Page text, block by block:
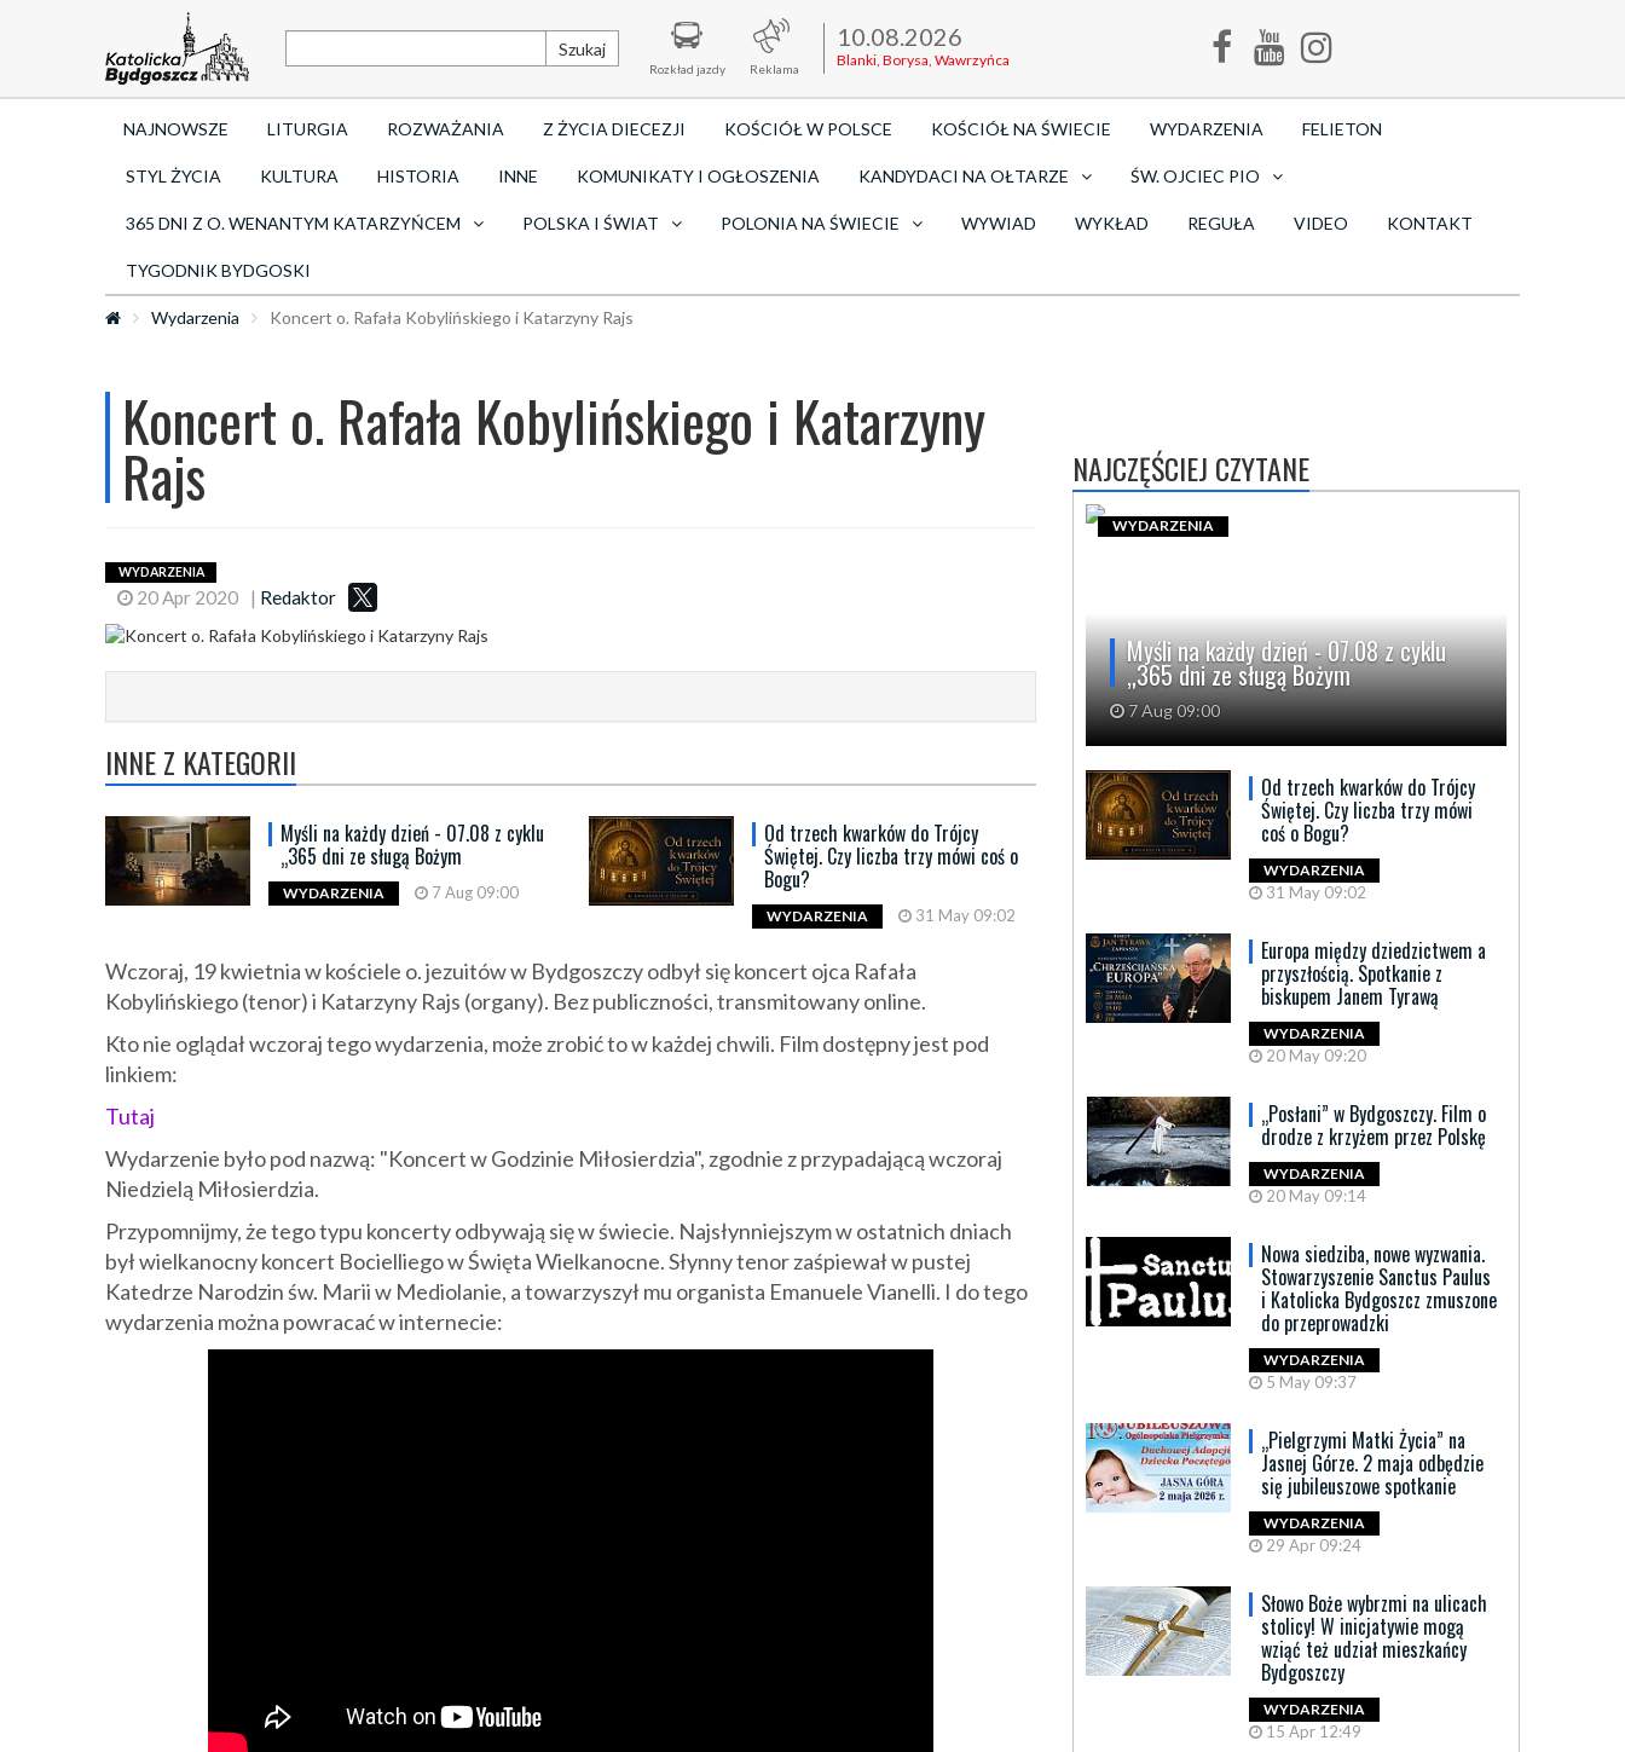
Szukaj
Rozkład jazdy Reklama
10.08.2026
Blanki, Borysa, Wawrzyńca
NAJNOWSZE LITURGIA ROZWAŻANIA Z ŻYCIA DIECEZJI KOŚCIÓŁ W POLSCE KOŚCIÓŁ NA ŚWIECIE WYDARZENIA FELIETON
STYL ŻYCIA KULTURA HISTORIA INNE KOMUNIKATY I OGŁOSZENIA KANDYDACI NA OŁTARZE ŚW. OJCIEC PIO
365 DNI Z O. WENANTYM KATARZYŃCEM POLSKA I ŚWIAT POLONIA NA ŚWIECIE WYWIAD WYKŁAD REGUŁA VIDEO KONTAKT
TYGODNIK BYDGOSKI
Wydarzenia Koncert o. Rafała Kobylińskiego i Katarzyny Rajs
Koncert o. Rafała Kobylińskiego i Katarzyny
Rajs
WYDARZENIA
20 Apr 2020 | Redaktor
INNE Z KATEGORII
Myśli na każdy dzień - 07.08 z cyklu
„365 dni ze sługą Bożym
WYDARZENIA 7 Aug 09:00
Od trzech kwarków do Trójcy
Świętej. Czy liczba trzy mówi coś o
Bogu?
WYDARZENIA 31 May 09:02
Wczoraj, 19 kwietnia w kościele o. jezuitów w Bydgoszczy odbył się koncert ojca Rafała
Kobylińskiego (tenor) i Katarzyny Rajs (organy). Bez publiczności, transmitowany online.
Kto nie oglądał wczoraj tego wydarzenia, może zrobić to w każdej chwili. Film dostępny jest pod
linkiem:
Tutaj
Wydarzenie było pod nazwą: "Koncert w Godzinie Miłosierdzia", zgodnie z przypadającą wczoraj
Niedzielą Miłosierdzia.
Przypomnijmy, że tego typu koncerty odbywają się w świecie. Najsłynniejszym w ostatnich dniach
był wielkanocny koncert Bocielliego w Święta Wielkanocne. Słynny tenor zaśpiewał w pustej
Katedrze Narodzin św. Marii w Mediolanie, a towarzyszył mu organista Emanuele Vianelli. I do tego
wydarzenia można powracać w internecie:
NAJCZĘŚCIEJ CZYTANE
Myśli na każdy dzień - 07.08 z cyklu
„365 dni ze sługą Bożym
7 Aug 09:00
WYDARZENIA
Od trzech kwarków do Trójcy
Świętej. Czy liczba trzy mówi
coś o Bogu?
WYDARZENIA
31 May 09:02
Europa między dziedzictwem a
przyszłością. Spotkanie z
biskupem Janem Tyrawą
WYDARZENIA
20 May 09:20
„Posłani” w Bydgoszczy. Film o
drodze z krzyżem przez Polskę
WYDARZENIA
20 May 09:14
Nowa siedziba, nowe wyzwania.
Stowarzyszenie Sanctus Paulus
i Katolicka Bydgoszcz zmuszone
do przeprowadzki
WYDARZENIA
5 May 09:37
„Pielgrzymi Matki Życia” na
Jasnej Górze. 2 maja odbędzie
się jubileuszowe spotkanie
WYDARZENIA
29 Apr 09:24
Słowo Boże wybrzmi na ulicach
stolicy! W inicjatywie mogą
wziąć też udział mieszkańcy
Bydgoszczy
WYDARZENIA
15 Apr 12:49